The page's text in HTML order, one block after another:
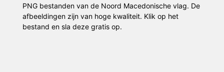
PNG bestanden van de Noord Macedonische vlag. De
afbeeldingen zijn van hoge kwaliteit. Klik op het
bestand en sla deze gratis op.